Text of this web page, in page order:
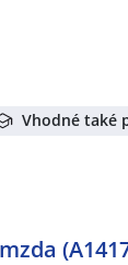
Vhodné také